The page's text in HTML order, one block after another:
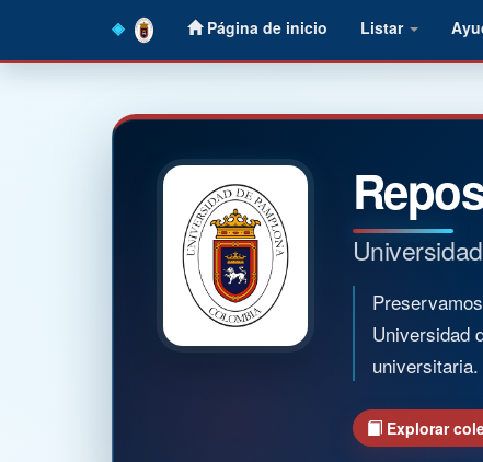
Página de inicio Listar
Universidad
universitaria.
Explorar